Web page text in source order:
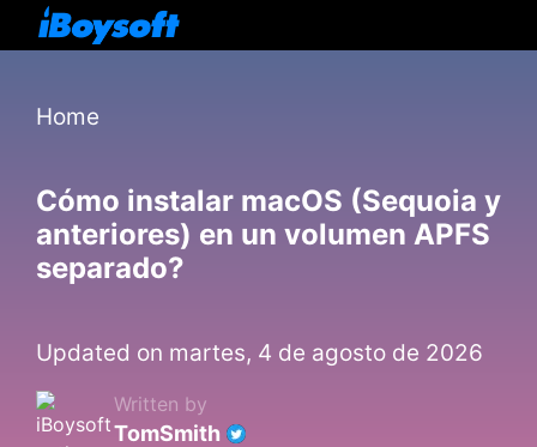
Home
Cómo instalar macOS (Sequoia y
anteriores) en un volumen APFS
separado?
Updated on martes, 4 de agosto de 2026
Written by
TomSmith